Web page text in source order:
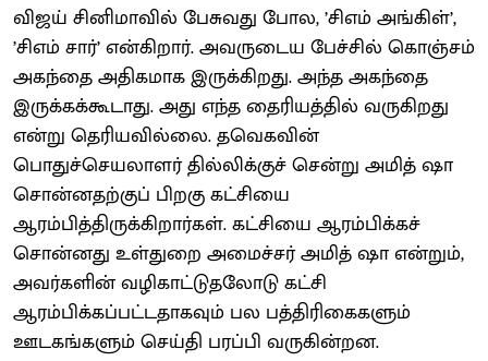
விஜய் சினிமாவில் பேசுவது போல, ’சிஎம் அங்கிள்’,
’சிஎம் சார்’ என்கிறார். அவருடைய பேச்சில் கொஞ்சம்
அகந்தை அதிகமாக இருக்கிறது. அந்த அகந்தை
இருக்கக்கூடாது. அது எந்த தைரியத்தில் வருகிறது
என்று தெரியவில்லை. தவெகவின்
பொதுச்செயலாளர் தில்லிக்குச் சென்று அமித் ஷா
சொன்னதற்குப் பிறகு கட்சியை
ஆரம்பித்திருக்கிறார்கள். கட்சியை ஆரம்பிக்கச்
சொன்னது உள்துறை அமைச்சர் அமித் ஷா என்றும்,
அவர்களின் வழிகாட்டுதலோடு கட்சி
ஆரம்பிக்கப்பட்டதாகவும் பல பத்திரிகைகளும்
ஊடகங்களும் செய்தி பரப்பி வருகின்றன.